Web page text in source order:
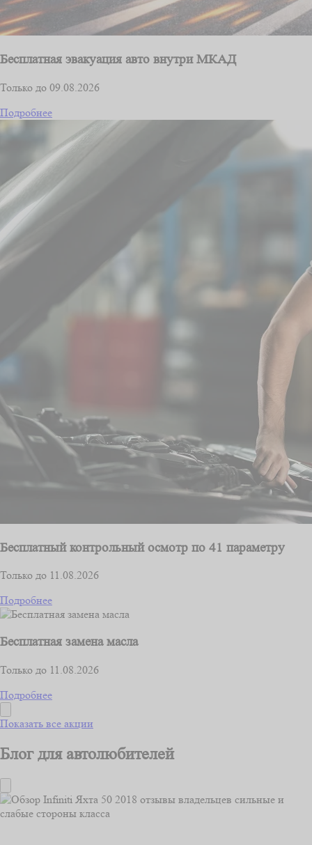
Бесплатная эвакуация авто внутри МКАД
Только до 09.08.2026
Подробнее
Бесплатный контрольный осмотр по 41 параметру
Только до 11.08.2026
Подробнее
Бесплатная замена масла
Только до 11.08.2026
Подробнее
Показать все акции
Блог для автолюбителей